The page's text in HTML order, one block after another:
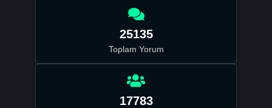
25135
Toplam Yorum
17783